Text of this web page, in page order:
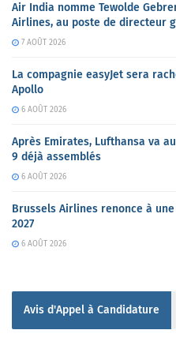
Air India nomme Tewolde
Airlines, au poste de directeur
7 AOÛT 2026
La compagnie easyJet sera
Apollo
6 AOÛT 2026
Après Emirates, Lufthansa va
9 déjà assemblés
6 AOÛT 2026
Brussels Airlines renonce à
2027
6 AOÛT 2026
Avis d'Appel à Candidature